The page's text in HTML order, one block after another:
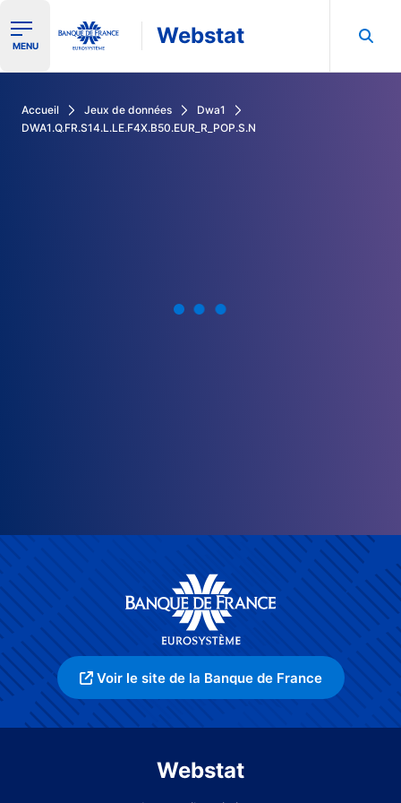
Ouvrir le menu de navigation
MENU Webstat
Accueil Jeux de données
Dwa1
DWA1.Q.FR.S14.L.LE.F4X.B50.EUR_R_POP.S.N
Voir le site de la Banque de France
Webstat